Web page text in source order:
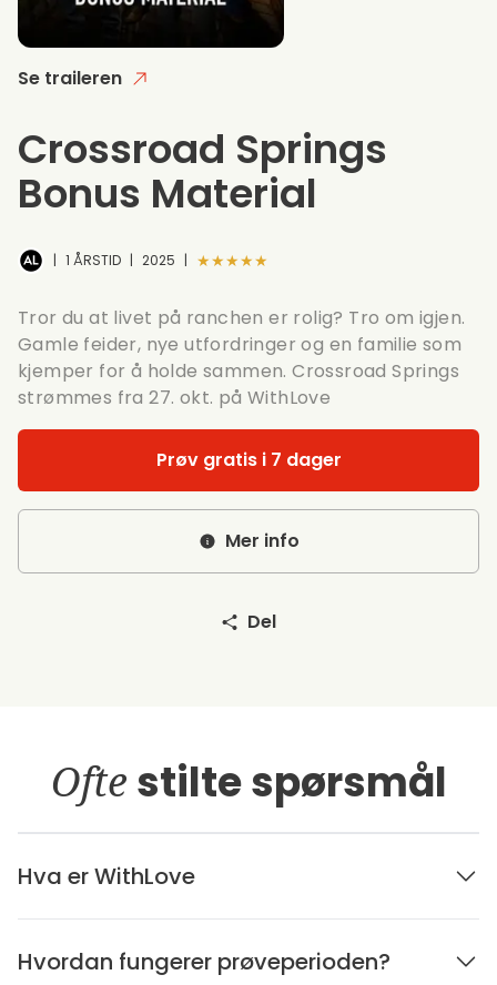
Se traileren
Crossroad Springs
Bonus Material
| 1 ÅRSTID | 2025 | ★★★★★
Tror du at livet på ranchen er rolig? Tro om igjen.
Gamle feider, nye utfordringer og en familie som
kjemper for å holde sammen. Crossroad Springs
strømmes fra 27. okt. på WithLove
Prøv gratis i 7 dager
Mer info
Del
Ofte stilte spørsmål
Hva er WithLove
Hvordan fungerer prøveperioden?